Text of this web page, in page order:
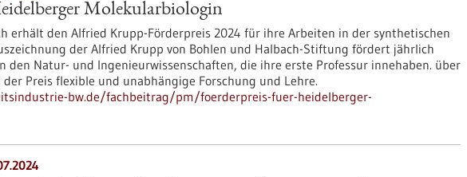
Molekularbiologin
erhält den Alfried Krupp-Förderpreis 2024 für ihre Arbeiten in der synthetischen
der Alfried Krupp von Bohlen und Halbach-Stiftung fördert jährlich
den Natur- und Ingenieurwissenschaften, die ihre erste Professur innehaben. über
Preis flexible und unabhängige Forschung und Lehre.
bw.de/fachbeitrag/pm/foerderpreis-fuer-heidelberger-